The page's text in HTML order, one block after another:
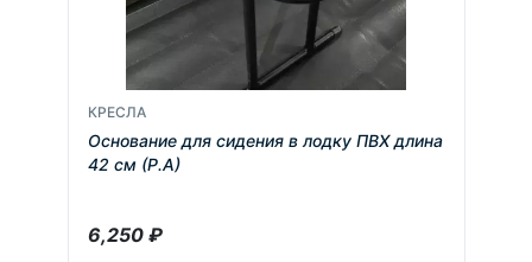
КРЕСЛА
Основание для сидения в лодку ПВХ длина
42 см (Р.А)
6,250₽